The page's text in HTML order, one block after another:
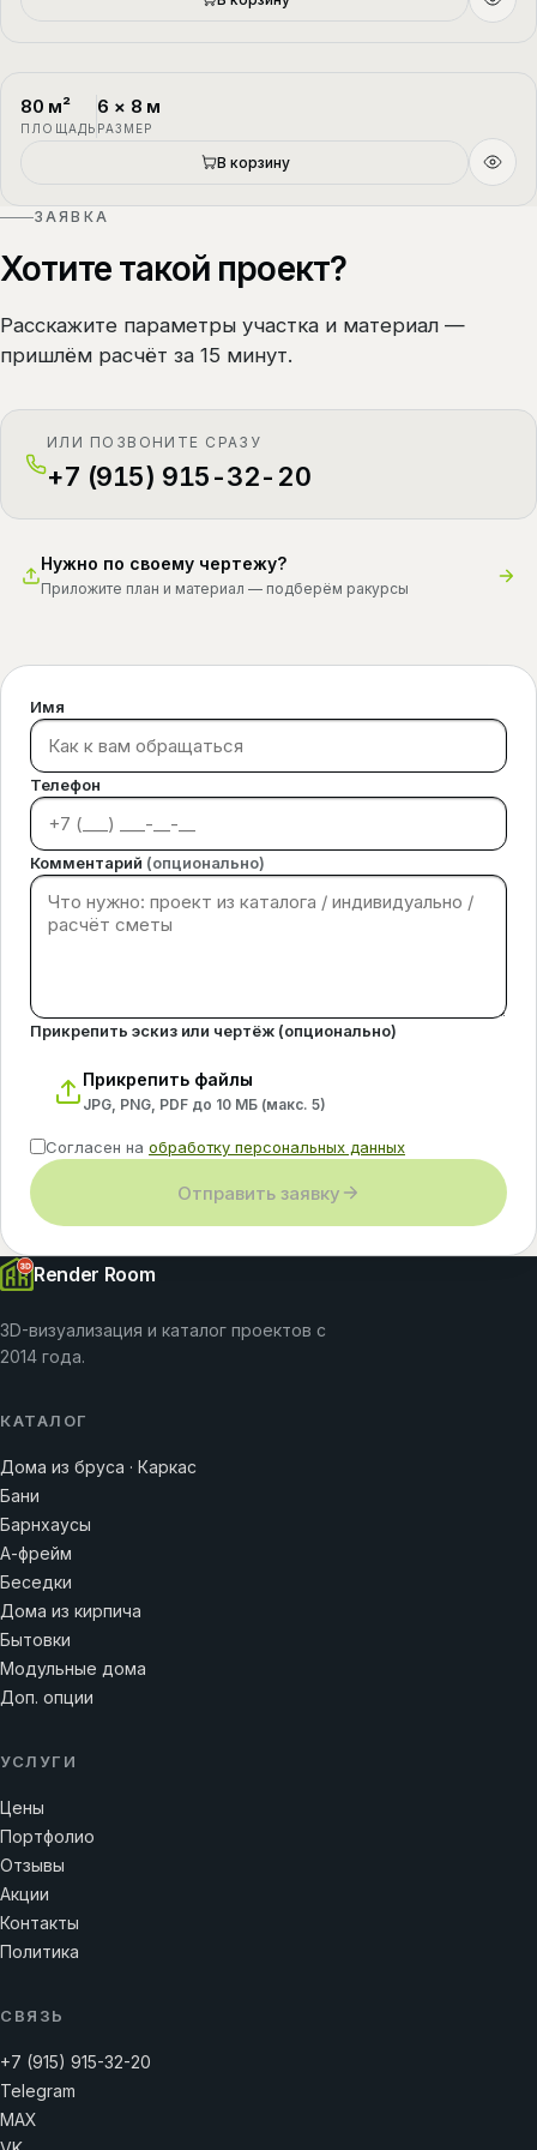
П-4
80 м²
ПЛОЩАДЬ
6 × 8 м
РАЗМЕР
В корзину
ЗАЯВКА
Хотите такой проект?
Расскажите параметры участка и материал —
пришлём расчёт за 15 минут.
ИЛИ ПОЗВОНИТЕ СРАЗУ
+7 (915) 915-32-20
Нужно по своему чертежу?
Приложите план и материал — подберём ракурсы
Имя
Телефон
Комментарий (опционально)
Прикрепить эскиз или чертёж (опционально)
Прикрепить файлы
JPG, PNG, PDF до 10 МБ (макс. 5)
Согласен на обработку персональных данных
Отправить заявку
Render Room
3D-визуализация и каталог проектов с
2014 года.
КАТАЛОГ
Дома из бруса · Каркас
Бани
Барнхаусы
А-фрейм
Беседки
Дома из кирпича
Бытовки
Модульные дома
Доп. опции
УСЛУГИ
Цены
Портфолио
Отзывы
Акции
Контакты
Политика
СВЯЗЬ
+7 (915) 915-32-20
Telegram
MAX